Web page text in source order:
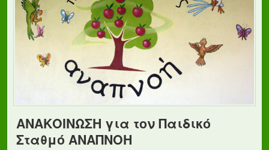
ΑΝΑΚΟΙΝΩΣΗ για τον Παιδικό
Σταθμό ΑΝΑΠΝΟΗ